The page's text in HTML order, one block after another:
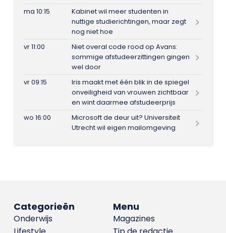
ma 10:15
Kabinet wil meer studenten in
nuttige studierichtingen, maar zegt
nog niet hoe
vr 11:00
Niet overal code rood op Avans:
sommige afstudeerzittingen gingen
wel door
vr 09:15
Iris maakt met één blik in de spiegel
onveiligheid van vrouwen zichtbaar
en wint daarmee afstudeerprijs
wo 16:00
Microsoft de deur uit? Universiteit
Utrecht wil eigen mailomgeving
Menu
Magazines
Categorieën
Onderwijs